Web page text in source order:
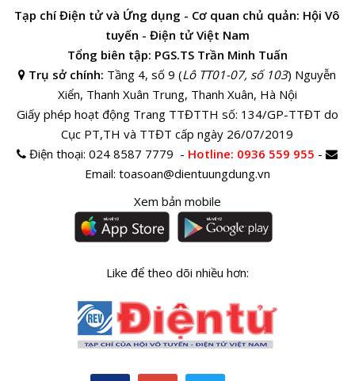
Tạp chí Điện tử và Ứng dụng - Cơ quan chủ quản: Hội Vô
tuyến - Điện tử Việt Nam
Tổng biên tập: PGS.TS Trần Minh Tuấn
Trụ sở chính: Tầng 4, số 9 (Lô TT01-07, số 103) Nguyễn
Xiển, Thanh Xuân Trung, Thanh Xuân, Hà Nội
Giấy phép hoạt động Trang TTĐTTH số: 134/GP-TTĐT do
Cục PT,TH và TTĐT cấp ngày 26/07/2019
Điện thoại:024 8587 7779 - Hotline: 0936 559 955 -
Email: toasoan@dientuungdung.vn
Xem bản mobile
Like để theo dõi nhiều hơn: